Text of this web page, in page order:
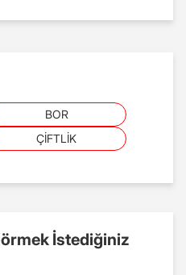
BOR
ÇİFTLİK
İstediğiniz